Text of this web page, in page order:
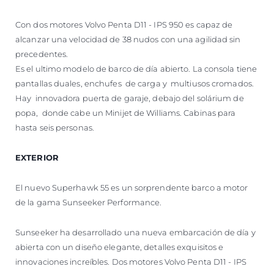
Con dos motores Volvo Penta D11 - IPS 950 es capaz de
alcanzar una velocidad de 38 nudos con una agilidad sin
precedentes.
Es el ultimo modelo de barco de día abierto. La consola tiene
pantallas duales, enchufes de carga y multiusos cromados.
Hay innovadora puerta de garaje, debajo del solárium de
popa, donde cabe un Minijet de Williams. Cabinas para
hasta seis personas.
EXTERIOR
El nuevo Superhawk 55 es un sorprendente barco a motor
de la gama Sunseeker Performance.
Sunseeker ha desarrollado una nueva embarcación de día y
abierta con un diseño elegante, detalles exquisitos e
innovaciones increíbles. Dos motores Volvo Penta D11 - IPS